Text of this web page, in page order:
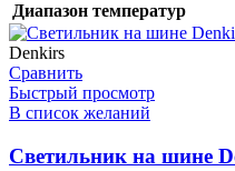
Диапазон температур
Denkirs
Сравнить
Быстрый просмотр
В список желаний
Светильник на шине